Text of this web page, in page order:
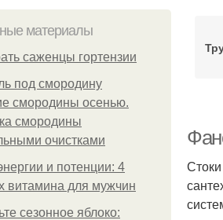
материалы
саженцы гортензии
под смородину
смородины осенью.
смородины
очистками
и потенции: 4
витамина для мужчин
сезонное яблоко: